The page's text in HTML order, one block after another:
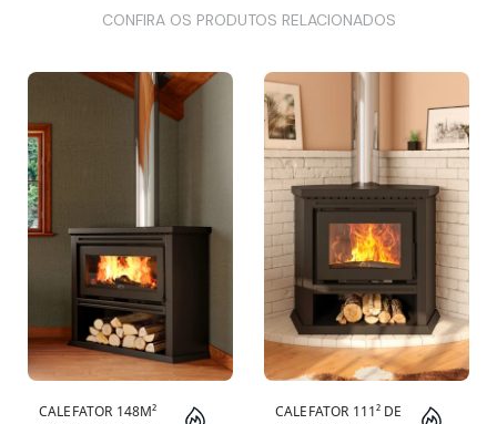
CONFIRA OS PRODUTOS RELACIONADOS
CALEFATOR 148M²
CALEFATOR 111² DE